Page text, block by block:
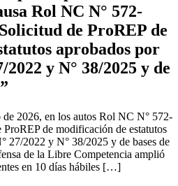
Rol NC N° 572-
de ProREP de
aprobados por
y N° 38/2025 y de
de 2026, en los autos Rol NC N° 572-
de modificación de estatutos
27/2022 y N° 38/2025 y de bases de
de la Libre Competencia amplió
en 10 días hábiles […]